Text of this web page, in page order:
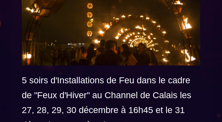
5 soirs d'Installations de Feu dans le cadre
de "Feux d'Hiver" au Channel de Calais les
27, 28, 29, 30 décembre à 16h45 et le 31